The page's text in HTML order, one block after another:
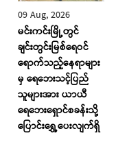
09 Aug, 2026
မင်းကင်းမြို့တွင်
ချင်းတွင်းမြစ်ရေဝင်
ရောက်သည့်နေရာများ
မှ ရေဘေးသင့်ပြည်
သူများအား ယာယီ
ရေဘေးရှောင်စခန်းသို့
ပြောင်း‌ရွှေ့ပေးလျက်ရှိ